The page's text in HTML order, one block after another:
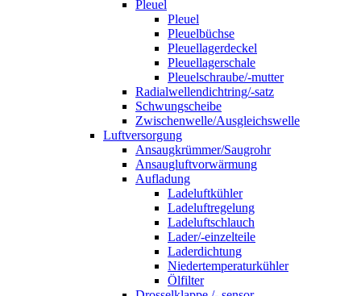
Pleuel
Pleuel
Pleuelbüchse
Pleuellagerdeckel
Pleuellagerschale
Pleuelschraube/-mutter
Radialwellendichtring/-satz
Schwungscheibe
Zwischenwelle/Ausgleichswelle
Luftversorgung
Ansaugkrümmer/Saugrohr
Ansaugluftvorwärmung
Aufladung
Ladeluftkühler
Ladeluftregelung
Ladeluftschlauch
Lader/-einzelteile
Laderdichtung
Niedertemperaturkühler
Ölfilter